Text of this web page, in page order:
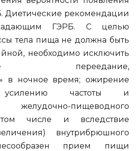
Диетические рекомендации
ГЭРБ. С целью
тела пища не должна быть
необходимо исключить
переедание,
в ночное время; ожирение
усилению частоты и
желудочно-пищеводного
числе и вследствие
внутрибрюшного
прием пищи